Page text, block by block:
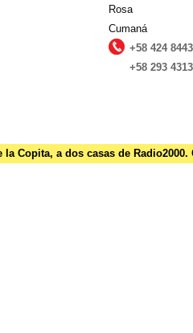
Rosa
Cumaná
+58 424
+58 293
Copita, a dos casas de Radio2000.